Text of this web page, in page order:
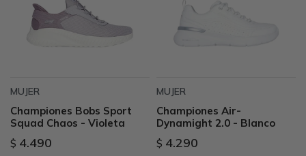
MUJER
Championes Bobs Sport
Squad Chaos - Violeta
$ 4.490
MUJER
Championes Air-
Dynamight 2.0 - Blanco
$ 4.290